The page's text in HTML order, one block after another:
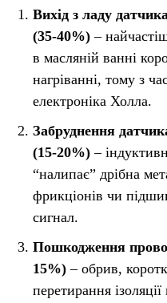
Вихід з ладу
(35-40%) –
в масляній ванні
нагріванні, тому з
електроніка Холла.
Забруднення
(15-20%) –
“налипає” дрібна
фрикціонів чи
сигнал.
Пошкодження
15%) – обрив,
перетирання